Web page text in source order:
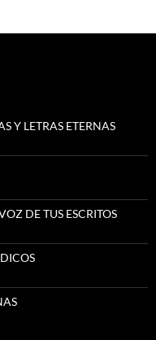
Y LETRAS ETERNAS
DE TUS ESCRITOS